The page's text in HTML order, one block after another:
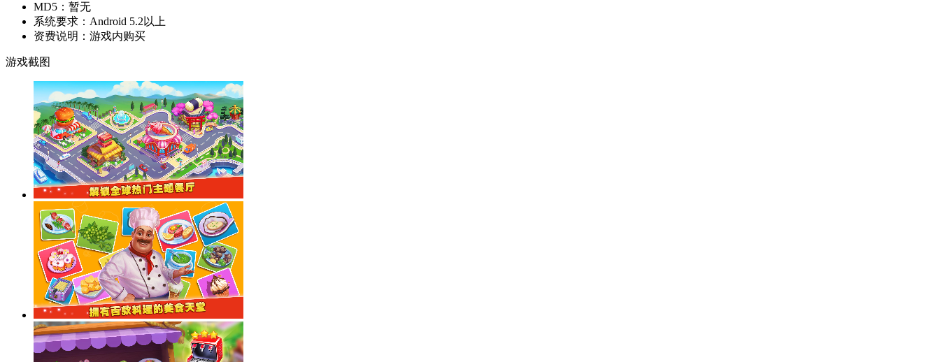
MD5： 暂无
系统要求： Android 5.2以上
资费说明： 游戏内购买
游戏截图